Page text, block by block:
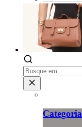
Categoria